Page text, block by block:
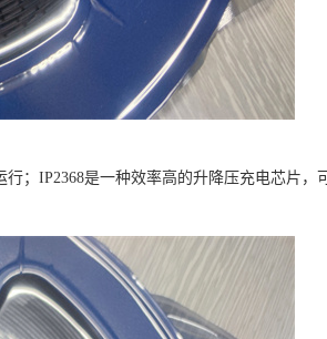
；IP2368是一种效率高的升降压充电芯片，可